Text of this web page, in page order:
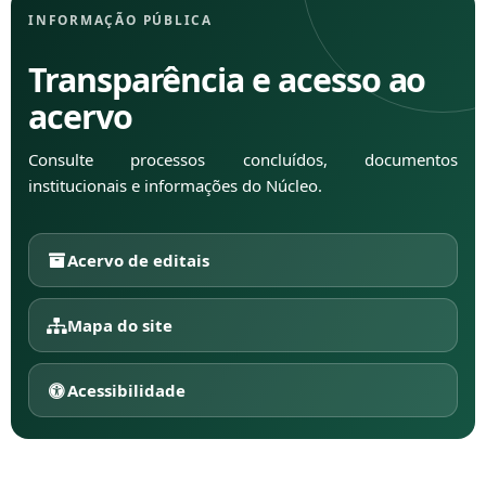
INFORMAÇÃO PÚBLICA
Transparência e acesso ao
acervo
Consulte processos concluídos, documentos
institucionais e informações do Núcleo.
Acervo de editais
Mapa do site
Acessibilidade